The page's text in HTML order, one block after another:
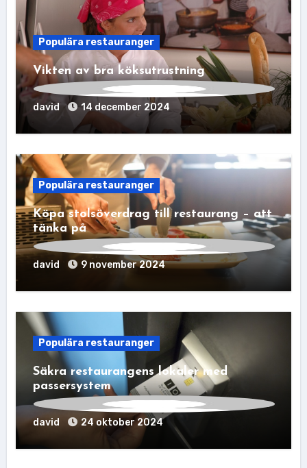
Populära restauranger
Vikten av bra köksutrustning
david 14 december 2024
Populära restauranger
Köpa stolsöverdrag till restaurang – att
tänka på
david 9 november 2024
Populära restauranger
Säkra restaurangens lokaler med
passersystem
david 24 oktober 2024